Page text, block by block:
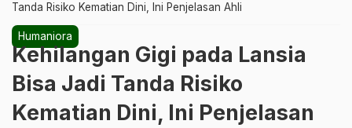
Tanda Risiko Kematian Dini, Ini Penjelasan Ahli
Humaniora
Kehilangan Gigi pada Lansia
Bisa Jadi Tanda Risiko
Kematian Dini, Ini Penjelasan